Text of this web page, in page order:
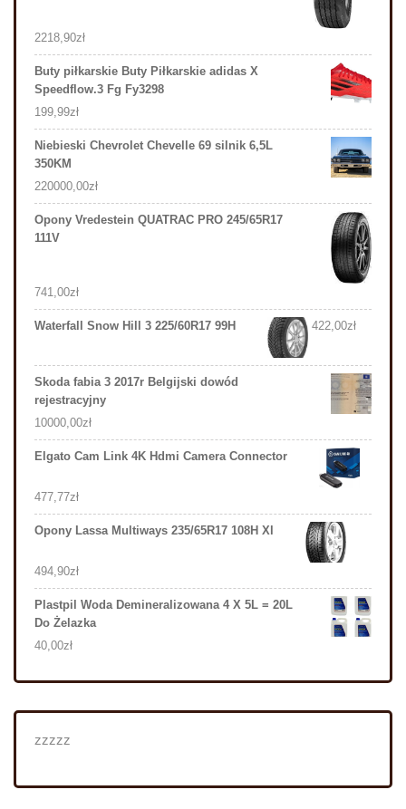
2218,90zł
Buty piłkarskie Buty Piłkarskie adidas X
Speedflow.3 Fg Fy3298
199,99zł
Niebieski Chevrolet Chevelle 69 silnik 6,5L
350KM
220000,00zł
Opony Vredestein QUATRAC PRO 245/65R17
111V
741,00zł
Waterfall Snow Hill 3 225/60R17 99H 422,00zł
Skoda fabia 3 2017r Belgijski dowód
rejestracyjny
10000,00zł
Elgato Cam Link 4K Hdmi Camera Connector
477,77zł
Opony Lassa Multiways 235/65R17 108H Xl
494,90zł
Plastpil Woda Demineralizowana 4 X 5L = 20L
Do Żelazka
40,00zł
zzzzz